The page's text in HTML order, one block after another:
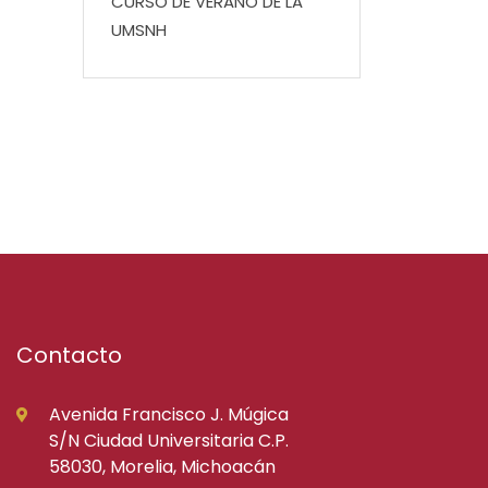
UMSNH
Contacto
Avenida Francisco J. Múgica
S/N Ciudad Universitaria C.P.
58030, Morelia, Michoacán